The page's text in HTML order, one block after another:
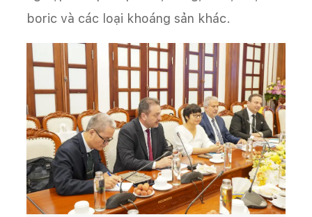
boric và các loại khoáng sản khác.